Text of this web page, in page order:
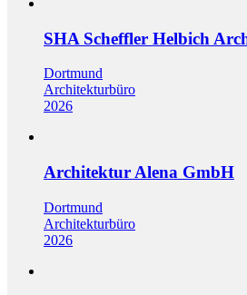
SHA Scheffler Helbich
Dortmund
Architekturbüro
2026
Architektur Alena GmbH
Dortmund
Architekturbüro
2026